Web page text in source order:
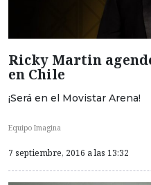
Ricky Martin
en Chile
¡Será en el Movistar Arena!
Equipo Imagina
7 septiembre, 2016 a las 13:32